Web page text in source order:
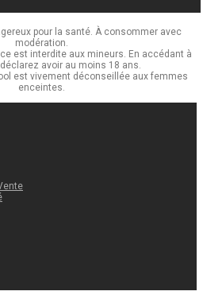
pour la santé. À consommer avec
modération.
est interdite aux mineurs. En accédant à
avoir au moins 18 ans.
est vivement déconseillée aux femmes
enceintes.